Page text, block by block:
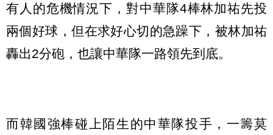
有人的危機情況下，對中華隊4棒林加祐先投
兩個好球，但在求好心切的急躁下，被林加祐
轟出2分砲，也讓中華隊一路領先到底。
而韓國強棒碰上陌生的中華隊投手，一籌莫